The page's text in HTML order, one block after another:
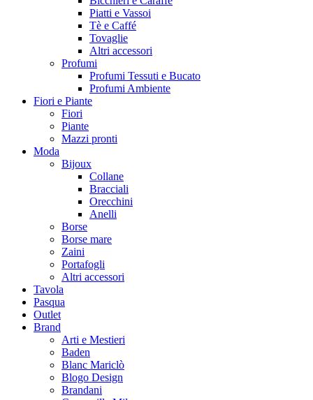
Piatti e Vassoi
Tè e Caffé
Tovaglie
Altri accessori
Profumi
Profumi Tessuti e Bucato
Profumi Ambiente
Fiori e Piante
Fiori
Piante
Mazzi pronti
Moda
Bijoux
Collane
Bracciali
Orecchini
Anelli
Borse
Borse mare
Zaini
Portafogli
Altri accessori
Tavola
Pasqua
Outlet
Brand
Arti e Mestieri
Baden
Blanc Mariclò
Blogo Design
Brandani